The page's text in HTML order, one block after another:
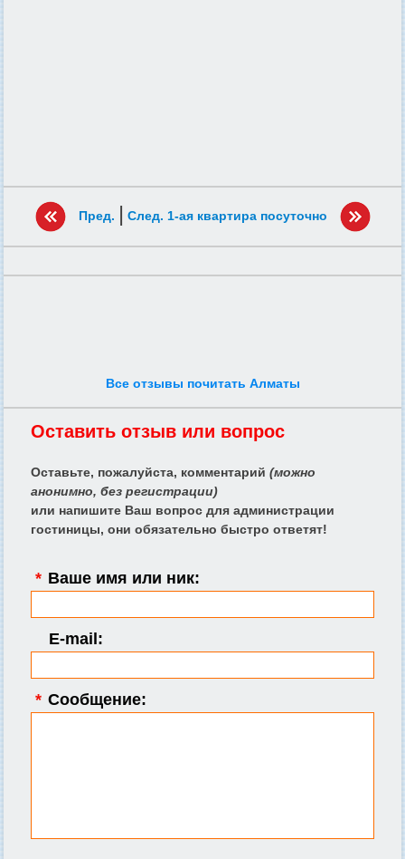
Пред. | След. 1-ая квартира посуточно
Все отзывы почитать Алматы
Оставить отзыв или вопрос
Оставьте, пожалуйста, комментарий (можно
анонимно, без регистрации)
или напишите Ваш вопрос для администрации
гостиницы, они обязательно быстро ответят!
* Ваше имя или ник:
E-mail:
* Сообщение: